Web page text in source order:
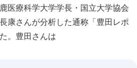
医療科学大学学長・国立大学協会
康さんが分析した通称「豊田レポ
。豊田さんは